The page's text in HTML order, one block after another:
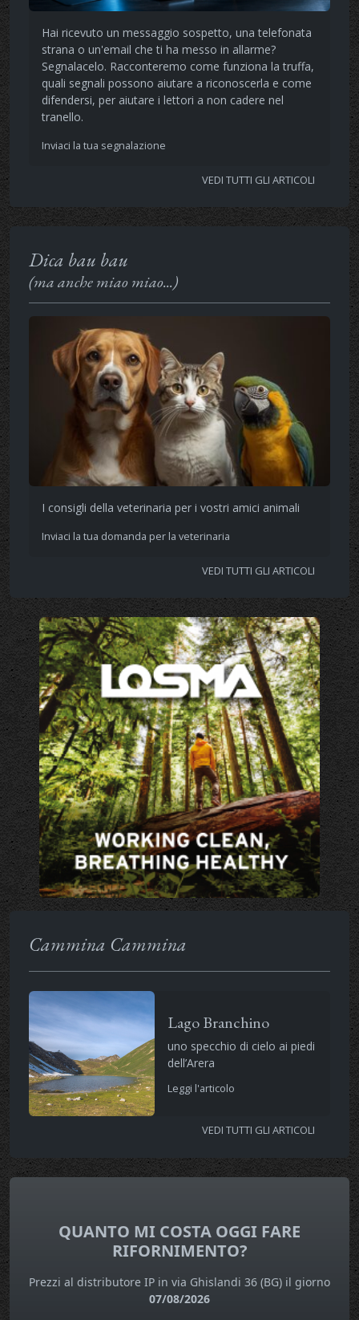
Hai ricevuto un messaggio sospetto, una telefonata
strana o un'email che ti ha messo in allarme?
Segnalacelo. Racconteremo come funziona la truffa,
quali segnali possono aiutare a riconoscerla e come
difendersi, per aiutare i lettori a non cadere nel
tranello.
Inviaci la tua segnalazione
VEDI TUTTI GLI ARTICOLI
Dica bau bau
(ma anche miao miao...)
I consigli della veterinaria per i vostri amici animali
Inviaci la tua domanda per la veterinaria
VEDI TUTTI GLI ARTICOLI
Cammina Cammina
Lago Branchino
uno specchio di cielo ai piedi
dell’Arera
Leggi l'articolo
VEDI TUTTI GLI ARTICOLI
QUANTO MI COSTA OGGI FARE
RIFORNIMENTO?
Prezzi al distributore IP in via Ghislandi 36 (BG) il giorno
07/08/2026